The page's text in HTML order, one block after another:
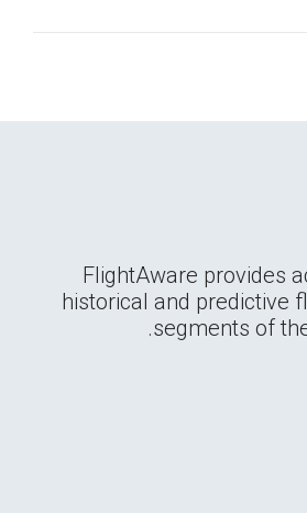
FlightAware provides
historical and predictive
segments of